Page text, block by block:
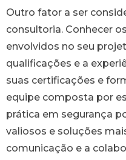
Outro fator a ser
consultoria. Conhecer
envolvidos no seu
qualificações e a
suas certificações e
equipe composta por
prática em segurança
valiosos e soluções
comunicação e a